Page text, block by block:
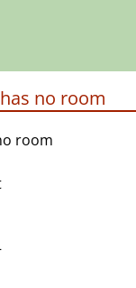
no room
room